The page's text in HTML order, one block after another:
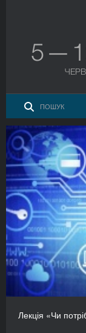
5 —
Лекція «Чи